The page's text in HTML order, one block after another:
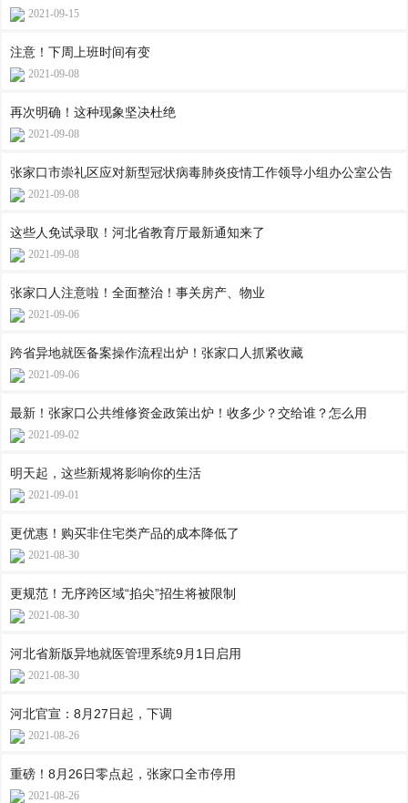
2021-09-15
注意！下周上班时间有变
2021-09-08
再次明确！这种现象坚决杜绝
2021-09-08
张家口市崇礼区应对新型冠状病毒肺炎疫情工作领导小组办公室公告
2021-09-08
这些人免试录取！河北省教育厅最新通知来了
2021-09-08
张家口人注意啦！全面整治！事关房产、物业
2021-09-06
跨省异地就医备案操作流程出炉！张家口人抓紧收藏
2021-09-06
最新！张家口公共维修资金政策出炉！收多少？交给谁？怎么用
2021-09-02
明天起，这些新规将影响你的生活
2021-09-01
更优惠！购买非住宅类产品的成本降低了
2021-08-30
更规范！无序跨区域“掐尖”招生将被限制
2021-08-30
河北省新版异地就医管理系统9月1日启用
2021-08-30
河北官宣：8月27日起，下调
2021-08-26
重磅！8月26日零点起，张家口全市停用
2021-08-26